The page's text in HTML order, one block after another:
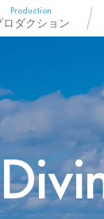
Production
ロダクション